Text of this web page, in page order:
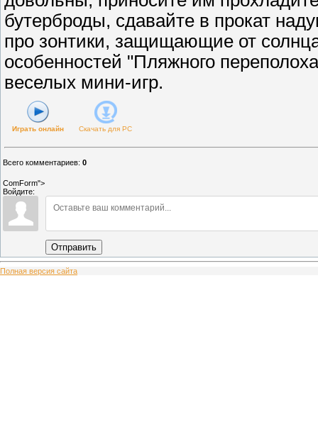
бутерброды, сдавайте в прокат
про зонтики, защищающие от
особенностей "Пляжного
веселых мини-игр.
Играть онлайн Скачать для PC
Всего комментариев: 0
ComForm">
Войдите:
Отправить
Полная версия сайта